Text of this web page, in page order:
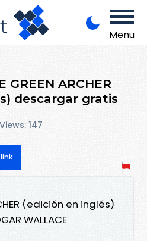
Menu
GREEN ARCHER
descargar gratis
Views: 147
(edición en inglés)
WALLACE